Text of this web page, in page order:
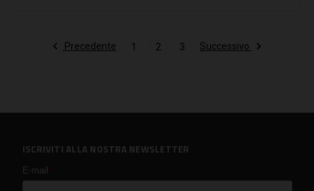
Precedente 1 2 3 Successivo
ISCRIVITI ALLA NOSTRA NEWSLETTER